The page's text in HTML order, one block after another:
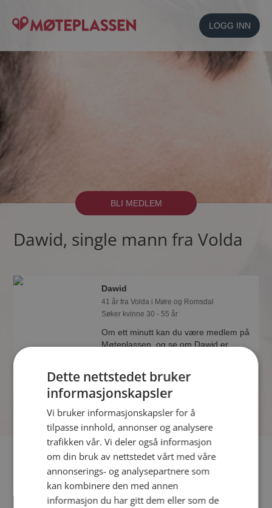
LOGG INN
BLI MEDLEM
Dawid, single mann fra Volda
Dawid
41 år fra Volda i Møre og Romsdal
Søker kvinne 30 - 55 år
Om ett minutt kan du være medlem på
Møteplassen, og se om Dawid er
Fler single
Flere singlemenn fra Volda: Gun-Sil,Kristian
Kvinner fra Volda
Dette nettstedet bruker
informasjonskapsler
Vi bruker informasjonskapsler for å
tilpasse innhold, annonser og analysere
trafikken vår. Vi deler også informasjon
om din bruk av nettstedet vårt med våre
annonserings- og analysepartnere som
kan kombinere den med annen
informasjon du har gitt dem eller som de